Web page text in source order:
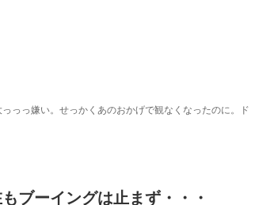
っっ嫌い。せっかくあのおかげで観なくなったのに。ド
ブーイングは止まず・・・